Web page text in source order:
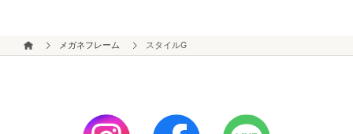
メガネフレーム スタイルG